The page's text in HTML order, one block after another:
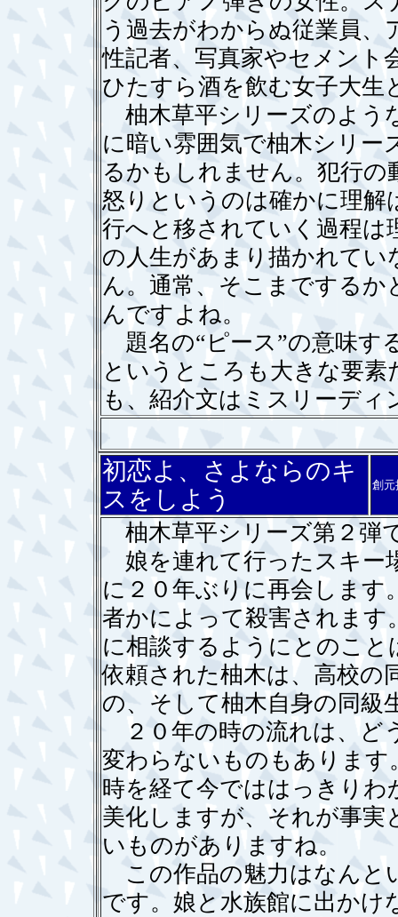
う過去がわからぬ従業員、
性記者、写真家やセメント
ひたすら酒を飲む女子大生
柚木草平シリーズのよう
に暗い雰囲気で柚木シリー
るかもしれません。犯行
怒りというのは確かに理
行へと移されていく過程は
の人生があまり描かれて
ん。通常、そこまでするか
んですよね。
題名の“ピース”の意味す
というところも大きな要
も、紹介文はミスリーデ
初恋よ、さよならのキ
スをしよう
創元
柚木草平シリーズ第２弾
娘を連れて行ったスキー
に２０年ぶりに再会します
者かによって殺害されます
に相談するようにとのこ
依頼された柚木は、高校の
の、そして柚木自身の同級
２０年の時の流れは、ど
変わらないものもありま
時を経て今でははっきり
美化しますが、それが事
いものがありますね。
この作品の魅力はなんと
です。娘と水族館に出かけ